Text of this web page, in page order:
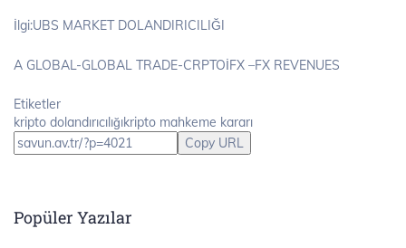
İlgi:UBS MARKET DOLANDIRICILIĞI
A GLOBAL-GLOBAL TRADE-CRPTOİFX –FX REVENUES
Etiketler
kripto dolandırıcılığıkripto mahkeme kararı
Copy URL
Popüler Yazılar